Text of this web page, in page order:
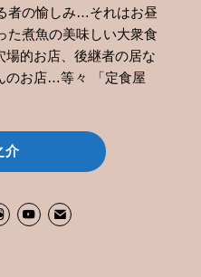
者の愉しみ…それはお昼
た煮魚の美味しい大衆食
場的お店、後継者の居な
のお店…等々 「定食屋
介